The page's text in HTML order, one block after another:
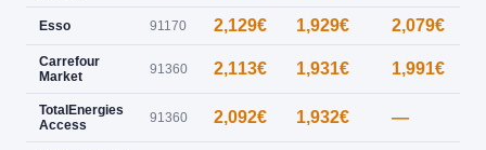
Esso 91170 2,129€ 1,929€ 2,079€
Carrefour
Market
91360 2,113€ 1,931€ 1,991€
TotalEnergies
Access
91360 2,092€ 1,932€ —